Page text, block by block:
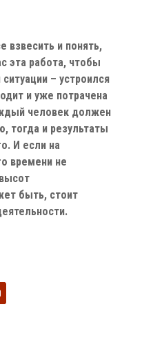
взвесить и понять,
эта работа, чтобы
– устроился
и уже потрачена
человек должен
тогда и результаты
И если на
времени не
быть, стоит